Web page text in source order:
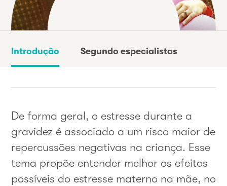
Introdução Segundo especialistas
De forma geral, o estresse durante a
gravidez é associado a um risco maior de
repercussões negativas na criança. Esse
tema propõe entender melhor os efeitos
possíveis do estresse materno na mãe, no